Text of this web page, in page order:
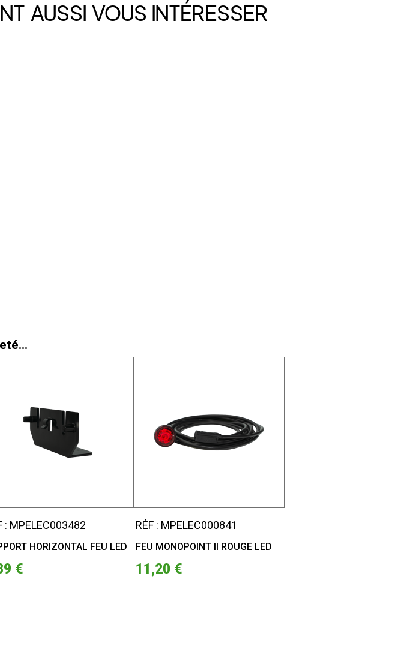
AUSSI VOUS INTÉRESSER
: MPELEC003482
HORIZONTAL FEU LED
€
RÉF : MPELEC000841
FEU MONOPOINT II ROUGE LED
11,20 €